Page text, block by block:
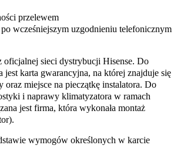
przelewem
wcześniejszym uzgodnieniu telefonicznym
oficjalnej sieci dystrybucji Hisense. Do
jest karta gwarancyjna, na której znajduje się
oraz miejsce na pieczątkę instalatora. Do
i naprawy klimatyzatora w ramach
jest firma, która wykonała montaż
wymogów określonych w karcie